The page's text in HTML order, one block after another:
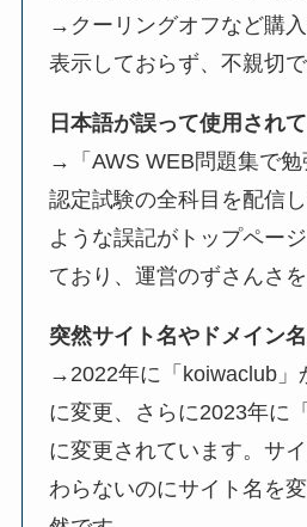
→クーリングオフなど購
表示しておらず、不親切で
日本語が誤って使用され
→「AWS WEB問題集で
認定試験の全科目を配信
ような誤記がトップペー
ており、運営のずさんさを
突然サイト名やドメイン
→2022年に「koiwaclub」
に変更、さらに2023年に
に変更されています。サ
わらないのにサイト名を